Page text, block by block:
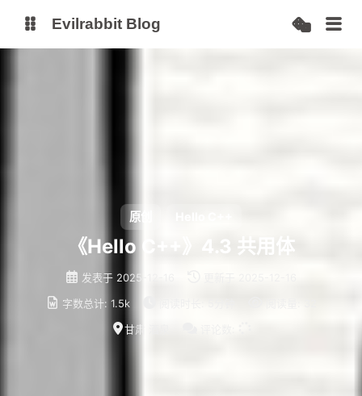
Evilrabbit Blog
原创
《Hello C++》4.3 共用体
发表于 2025-12-16
字数总计: 1.5k
甘肃 酒泉